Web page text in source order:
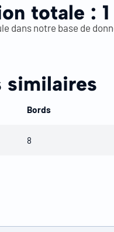
totale : 1
dans notre base de
similaires
Bords
8